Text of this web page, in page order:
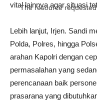
vital lainnya agar situasi
Lebih lanjut, Irjen. Sandi
Polda, Polres, hingga
arahan Kapolri dengan
permasalahan yang
perencanaan baik
prasarana yang
The resource